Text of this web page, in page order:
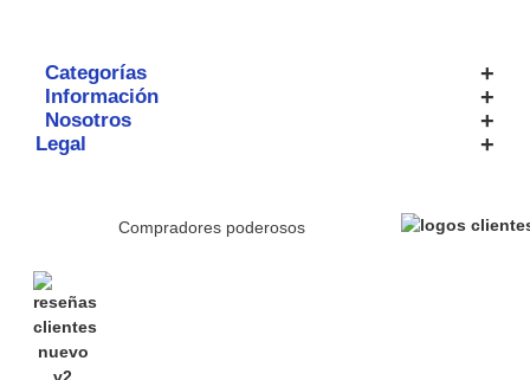
Categorías
Información
Nosotros
Legal
Compradores poderosos